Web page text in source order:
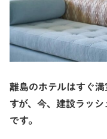
離島のホテルはすぐ
すが、今、建設ラッ
です。